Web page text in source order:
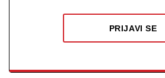
PRIJAVI SE